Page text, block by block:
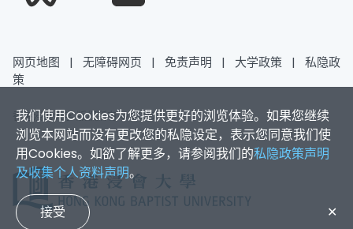
我们使用Cookies为您提供更好的浏览体验。如果您继续
浏览本网站而没有更改您的私隐设定，表示您同意我们使
用Cookies。如欲了解更多，请参阅我们的私隐政策声明
及收集个人资料声明。
接受 ✕
网页地图 | 无障碍网页 | 免责声明 | 大学政策 |
私隐政
策
香港浸会大学 版权所有 © 2026